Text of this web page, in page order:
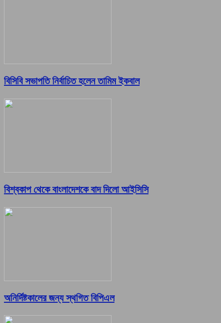
বিসিবি সভাপতি নির্বাচিত হলেন তামিম ইকবাল
বিশ্বকাপ থেকে বাংলাদেশকে বাদ দিলো আইসিসি
অনির্দিষ্টকালের জন্য স্থগিত বিপিএল